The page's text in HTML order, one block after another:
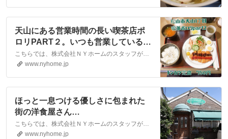
産なら株式会社NYホーム
天山にある営業時間の長い喫茶店ポ
ロリPART２。いつも営業していると
いう安心感を与えてくれます。｜松
山市・大洲市の賃貸・不動産なら株
式会社NYホーム
こちらでは、株式会社ＮＹホームのスタッフが執筆したスタッフブログ記事、「天山にある営業時間の長い喫茶店ポロリPART２。いつも営業しているという安心感を与えてくれます。」をご紹介しております。他にも様々なテーマの記事がありますので、お住まい探しの合間にぜひご一読ください！
www.nyhome.jp
ほっと一息つける優しさに包まれた
街の洋食屋さん
「Strawberrycandle」 ～松山市立
花～｜松山市・大洲市の賃貸・不動
こちらでは、株式会社ＮＹホームのスタッフが執筆したスタッフブログ記事、「ほっと一息つける優しさに包まれた街の洋食屋さん「Strawberrycandle」 ～松山市立花～」をご紹介しております。他にも様々なテーマの記事がありますので、お住まい探しの合間にぜひご一読ください！
www.nyhome.jp